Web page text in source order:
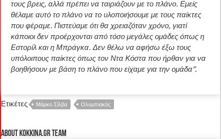
τους βρεις, αλλά πρέπει να ταιριάζουν με το πλάνο. Εμείς
θέλαμε αυτό το πλάνο να το υλοποιήσουμε με τους παίκτες
που φέραμε. Πιστεύαμε ότι θα χρειαζόταν χρόνο, γιατί
κάποιοι δεν προέρχονται από τόσο μεγάλες ομάδες όπως η
Εστορίλ και η Μπράγκα. Δεν θέλω να αφήσω έξω τους
υπόλοιπους παίκτες όπως τον Ντα Κόστα που ήρθαν για να
βοηθήσουν με βάση το πλάνο που είχαμε για την ομάδα”.
Ετικέτες Μάρκο Σίλβα Ολυμπιακός
About kokkina.gr TEAM